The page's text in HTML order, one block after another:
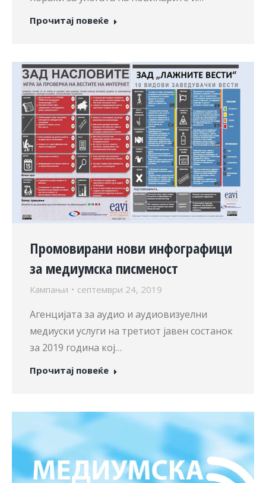
Прочитај повеќе
Промовирани нови инфографици
за медиумска писменост
Кампањи септември 24, 2019
Агенцијата за аудио и аудиовизуелни
медиуски услуги на третиот јавен состанок
за 2019 година кој…
Прочитај повеќе